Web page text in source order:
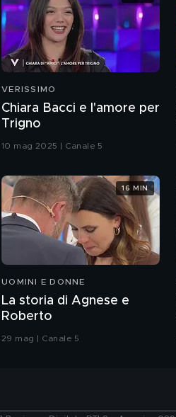
VERISSIMO
Chiara Bacci e l'amore per
Trigno
10 mag 2025 | Canale 5
UOMINI E DONNE
La storia di Agnese e
Roberto
29 mag | Canale 5
16 MIN